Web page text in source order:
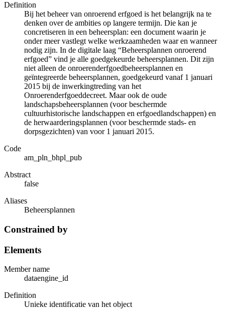
Definition
Bij het beheer van onroerend erfgoed is het belangrijk na te
denken over de ambities op langere termijn. Die kan je
concretiseren in een beheersplan: een document waarin je
onder meer vastlegt welke werkzaamheden waar en wanneer
nodig zijn. In de digitale laag “Beheersplannen onroerend
erfgoed” vind je alle goedgekeurde beheersplannen. Dit zijn
niet alleen de onroerenderfgoedbeheersplannen en
geïntegreerde beheersplannen, goedgekeurd vanaf 1 januari
2015 bij de inwerkingtreding van het
Onroerenderfgoeddecreet. Maar ook de oude
landschapsbeheersplannen (voor beschermde
cultuurhistorische landschappen en erfgoedlandschappen) en
de herwaarderingsplannen (voor beschermde stads- en
dorpsgezichten) van voor 1 januari 2015.
Code
am_pln_bhpl_pub
Abstract
false
Aliases
Beheersplannen
Constrained by
Elements
Member name
dataengine_id
Definition
Unieke identificatie van het object